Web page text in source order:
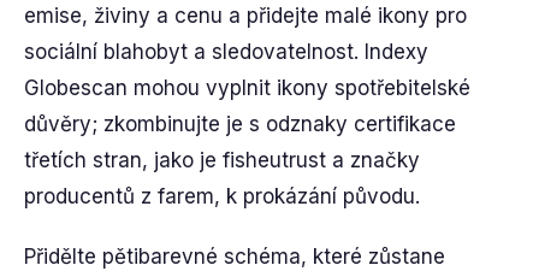
emise, živiny a cenu a přidejte malé ikony pro
sociální blahobyt a sledovatelnost. Indexy
Globescan mohou vyplnit ikony spotřebitelské
důvěry; zkombinujte je s odznaky certifikace
třetích stran, jako je fisheutrust a značky
producentů z farem, k prokázání původu.
Přidělte pětibarevné schéma, které zůstane